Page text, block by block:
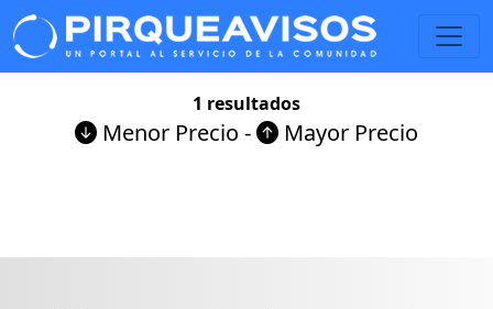
1 resultados
Menor Precio - Mayor Precio